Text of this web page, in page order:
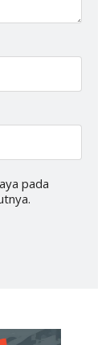
pada